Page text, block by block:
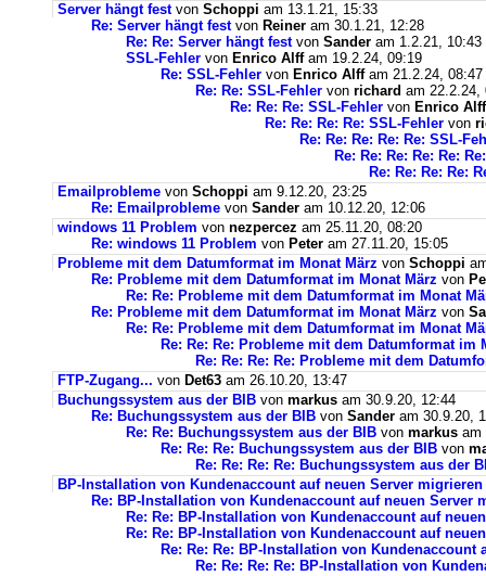
Server hängt festvon Schoppi am 13.1.21, 15:33
Re: Server hängt festvon Reiner am 30.1.21, 12:28
Re: Re: Server hängt festvon Sander am 1.2.21, 10:43
SSL-Fehler von Enrico Alffam 19.2.24, 09:19
Re: SSL-Fehler von Enrico Alffam 21.2.24, 08:47
Re: Re: SSL-Fehler von richard am 22.2.24,
Re: Re: Re: SSL-Fehler von Enrico Alff
Re: Re: Re: Re: SSL-Fehler von
Re: Re: Re: Re: Re: SSL-
Re: Re: Re: Re: Re:
Re: Re: Re: Re:
Emailprobleme von Schoppi am 9.12.20, 23:25
Re: Emailprobleme von Sander am 10.12.20, 12:06
windows 11 Problem von nezpercez am 25.11.20, 08:20
Re: windows 11 Problem von Peter am 27.11.20, 15:05
Probleme mit dem Datumformat im Monat März von Schoppi
Re: Probleme mit dem Datumformat im Monat März von
Re: Re: Probleme mit dem Datumformat im Monat
Re: Probleme mit dem Datumformat im Monat März von
Re: Re: Probleme mit dem Datumformat im Monat
Re: Re: Re: Probleme mit dem Datumformat im
Re: Re: Re: Re: Probleme mit dem
FTP-Zugang... von Det63 am 26.10.20, 13:47
Buchungssystem aus der BIB von markus am 30.9.20, 12:44
Re: Buchungssystem aus der BIB von Sander am 30.9.20,
Re: Re: Buchungssystem aus der BIB von markus am
Re: Re: Re: Buchungssystem aus der BIB von
Re: Re: Re: Re: Buchungssystem aus der
BP-Installation von Kundenaccount auf neuen Server migrieren
Re: BP-Installation von Kundenaccount auf neuen Server
Re: Re: BP-Installation von Kundenaccount auf
Re: Re: BP-Installation von Kundenaccount auf
Re: Re: Re: BP-Installation von Kundenaccount
Re: Re: Re: Re: BP-Installation von